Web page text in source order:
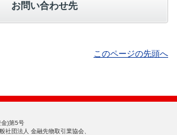
お問い合わせ先
このページの先頭へ
)第5号
社団法人 金融先物取引業協会、